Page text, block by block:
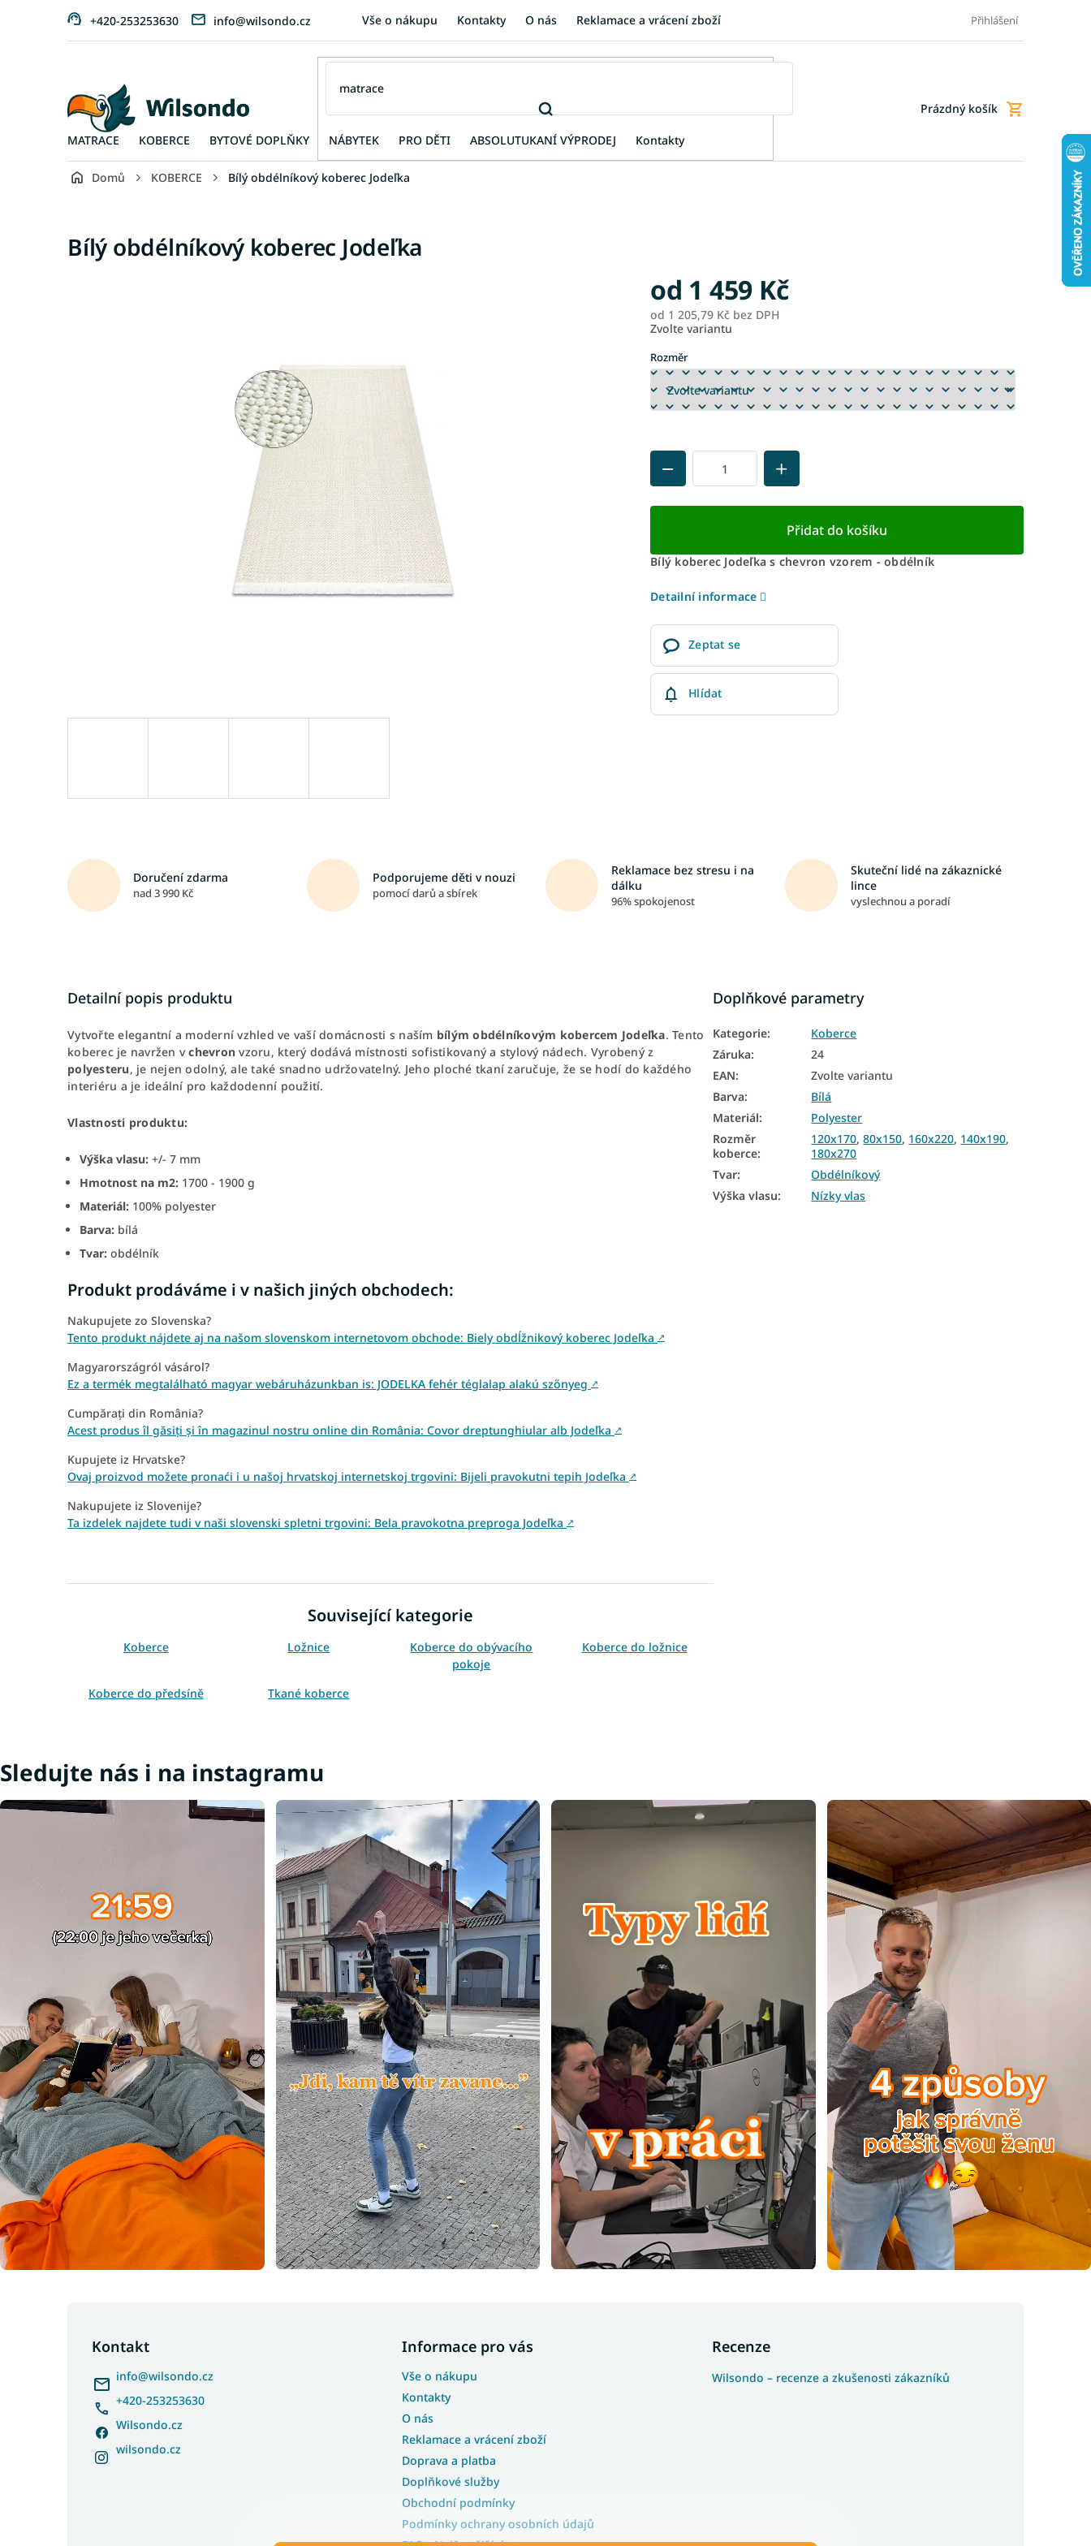
+420-253253630 info@wilsondo.cz Vše o nákupu Kontakty O nás Reklamace a vrácení zboží Obchodní podmínky
Přihlášení
Nákupní
Prázdný košík
MATRACE KOBERCE BYTOVÉ DOPLŇKY NÁBYTEK PRO DĚTI ABSOLUTUKANÍ VÝPRODEJ Kontakty
Domů KOBERCE Bílý obdélníkový koberec Jodeľka
Bílý obdélníkový koberec Jodeľka
od 1 459 Kč
od 1 205,79 Kč bez DPH
Zvolte variantu
Rozměr
Přidat do košíku
Bílý koberec Jodeľka s chevron vzorem - obdélník
Detailní informace
Zeptat se
Hlídat
Doručení zdarma
nad 3 990 Kč
Podporujeme děti v nouzi
pomocí darů a sbírek
Reklamace bez stresu i na
dálku
96% spokojenost
Skuteční lidé na zákaznické
lince
vyslechnou a poradí
Detailní popis produktu
Vytvořte elegantní a moderní vzhled ve vaší domácnosti s naším bílým obdélníkovým kobercem Jodeľka. Tento
koberec je navržen vchevron vzoru, který dodává místnosti sofistikovaný a stylový nádech. Vyrobený z
polyesteru, je nejen odolný, ale také snadno udržovatelný. Jeho ploché tkaní zaručuje, že se hodí do každého
interiéru a je ideální pro každodenní použití.
Vlastnosti produktu:
Výška vlasu: +/- 7 mm
Hmotnost na m2: 1700 - 1900 g
Materiál: 100% polyester
Barva: bílá
Tvar: obdélník
Produkt prodáváme i v našich jiných obchodech:
Nakupujete zo Slovenska?
Tento produkt nájdete aj na našom slovenskom internetovom obchode: Biely obdĺžnikový koberec Jodeľka ↗
Magyarországról vásárol?
Ez a termék megtalálható magyar webáruházunkban is: JODELKA fehér téglalap alakú szőnyeg ↗
Cumpărați din România?
Acest produs îl găsiți și în magazinul nostru online din România: Covor dreptunghiular alb Jodeľka ↗
Kupujete iz Hrvatske?
Ovaj proizvod možete pronaći i u našoj hrvatskoj internetskoj trgovini: Bijeli pravokutni tepih Jodeľka ↗
Nakupujete iz Slovenije?
Ta izdelek najdete tudi v naši slovenski spletni trgovini: Bela pravokotna preproga Jodeľka ↗
Související kategorie
Koberce Ložnice
Koberce do obývacího
pokoje
Koberce do ložnice
Koberce do předsíně Tkané koberce
Doplňkové parametry
Kategorie:
Koberce
Záruka:
24
EAN:
Zvolte variantu
Barva:
Bílá
Materiál:
Polyester
Rozměr
koberce:
120x170,80x150, 160x220, 140x190,
180x270
Tvar:
Obdélníkový
Výška vlasu: Nízky vlas
Sledujte nás i na instagramu
Kontakt
info@wilsondo.cz
+420-253253630
Wilsondo.cz
wilsondo.cz
Informace pro vás
Vše o nákupu
Kontakty
O nás
Reklamace a vrácení zboží
Doprava a platba
Doplňkové služby
Obchodní podmínky
Podmínky ochrany osobních údajů
Recenze
Wilsondo – recenze a zkušenosti zákazníků